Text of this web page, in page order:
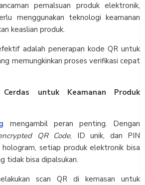
pemalsuan produk elektronik,
menggunakan teknologi keamanan
keaslian produk.
adalah penerapan kode QR untuk
memungkinkan proses verifikasi cepat
untuk Keamanan Produk
mengambil peran penting. Dengan
QR Code, ID unik, dan PIN
setiap produk elektronik bisa
tidak bisa dipalsukan.
scan QR di kemasan untuk